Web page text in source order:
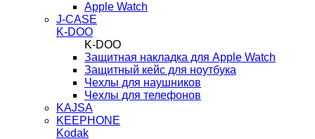
Apple Watch
J-CASE
K-DOO
K-DOO
Защитная накладка для Apple Watch
Защитный кейс для ноутбука
Чехлы для наушников
Чехлы для телефонов
KAJSA
KEEPHONE
Kodak